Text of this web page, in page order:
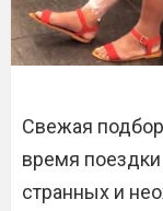
Свежая
время
странных и